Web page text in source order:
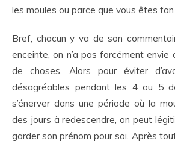
les moules ou parce que vous êtes fan
Bref, chacun y va de son
enceinte, on n’a pas forcément envie
de choses. Alors pour éviter
désagréables pendant les 4 ou 5
s’énerver dans une période où la
des jours à redescendre, on peut
garder son prénom pour soi. Après